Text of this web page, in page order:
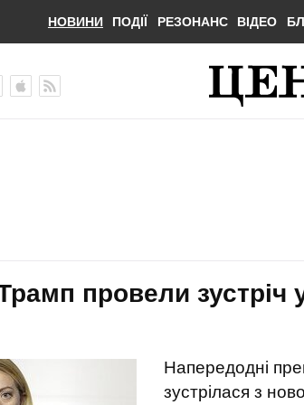
НОВИНИ ПОДІЇ РЕЗОНАНС ВІДЕО
провели зустріч
Напередодні
зустрілася з